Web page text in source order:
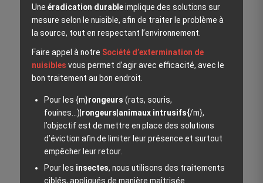
Une éradication durableimplique des solutions sur
mesure selon le nuisible, afin de traiter le problème à
la source, tout en respectant l’environnement.
Faire appel à notre Société d’extermination de
nuisibles vous permet d’agir avec efficacité, avec le
bon traitement au bon endroit.
Pour les {m}rongeurs (rats, souris,
fouines…)| rongeurs animaux intrusifs{/m},
l’objectif est de mettre en place des solutions
d’éviction afin de limiter leur présence et surtout
empêcher leur retour.
Pour les insectes, nous utilisons des traitements
ciblés, appliqués de manière maîtrisée.